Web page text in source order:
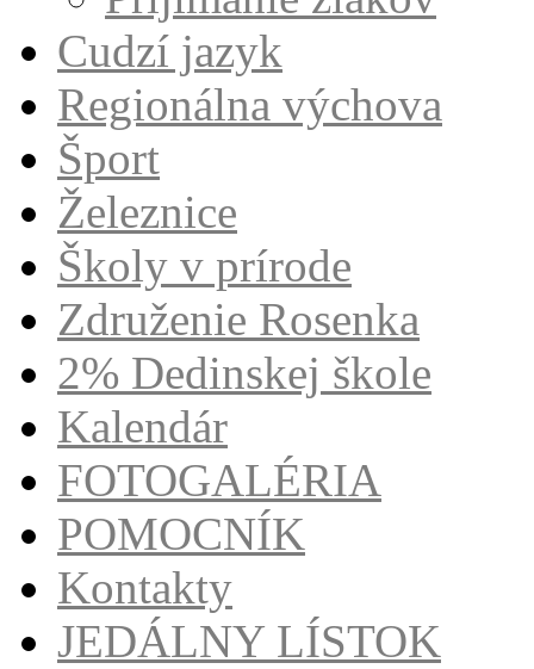
Cudzí jazyk
Regionálna výchova
Šport
Železnice
Školy v prírode
Združenie Rosenka
2% Dedinskej škole
Kalendár
FOTOGALÉRIA
POMOCNÍK
Kontakty
JEDÁLNY LÍSTOK